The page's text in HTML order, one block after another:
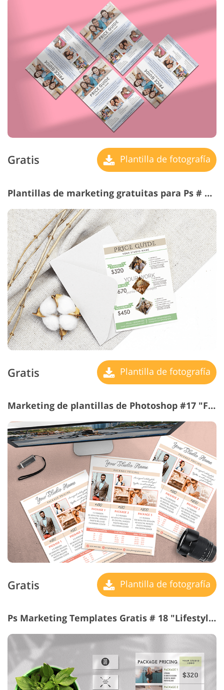
Gratis Plantilla de fotografía
Plantillas de marketing gratuitas para Ps # 16 "Calm Tones"
Gratis Plantilla de fotografía
Marketing de plantillas de Photoshop #17 "Fashionable"
Gratis Plantilla de fotografía
Ps Marketing Templates Gratis # 18 "Lifestyle Photography"